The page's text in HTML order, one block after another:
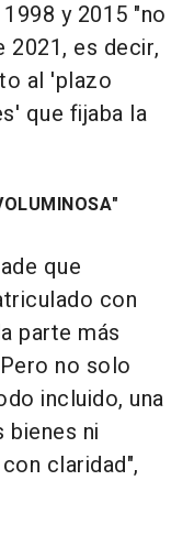
y 2015 "no
es decir,
al 'plazo
que fijaba la
que
con
parte más
no solo
incluido, una
ni
claridad",